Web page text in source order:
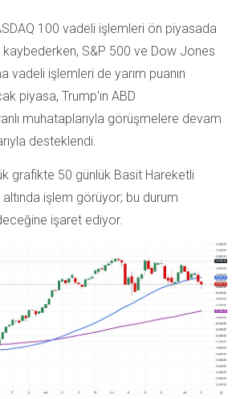
100 vadeli işlemleri ön piyasada
S&P 500 ve Dow Jones
vadeli işlemleri de yarım puanın
piyasa, Trump'ın ABD
muhataplarıyla görüşmelere devam
desteklendi.
grafikte 50 günlük Basit Hareketli
altında işlem görüyor; bu durum
işaret ediyor.